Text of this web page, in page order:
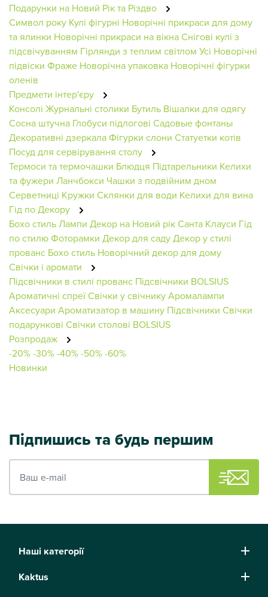
Подарунки на Новий Рік та Різдво
Символ року Кулі фігурні Новорічні прикраси для дому
та ялинки Новорічні прикраси на вікнаСнігові кулі з
підсвічуванням Гірлянди з теплим світлом Усі Новорічні
підвіски Фраже Новорічна упаковка Новорічні фігурки
оленів
Предмети інтер'єру
Консолі Журнальні столики Бутиль Вішалки для одягу
Сосна штучна Глобуси підлогові Садовые фонтаны
Декоративні дзеркалаФігурки слони Статуетки котів
Посуд для сервірування столу
Термоси та термочашки Блюдця Підтарельники Келихи
та фужери Ланчбокси Чашки з подвійним дном
Серветниці Кружки Склянки для води Келихи для вина
Гід по Декору
Бохо стильЛампи Декор на Новий рікСанта Клауси Гід
по стилюФоторамки Декор для садуДекор у стилі
прованс Бохо стиль Новорічний декор для дому
Свічки і аромати
Підсвічники в стилі прованс Підсвічники BOLSIUS
Ароматичні спреїСвічки у свічникуАромалампи
Аксесуари Ароматизатор в машину Підсвічники Свічки
подарункові Свічки столові BOLSIUS
Розпродаж
-20%-30%-40%-50%-60%
Новинки
Підпишись та будь першим
Наші категорії
Kaktus